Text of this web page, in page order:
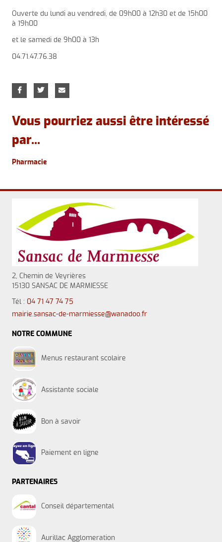
Ouverte du lundi au vendredi, de 09h00 à 12h30 et de 15h00
à 19h00
et le samedi de 9h00 à 13h
04.71.47.76.38
Vous pourriez aussi être intéressé
par...
Pharmacie
2, Chemin de Veyrières
15130 SANSAC DE MARMIESSE
Tél : 04 71 47 74 75
mairie.sansac-de-marmiesse@wanadoo.fr
NOTRE COMMUNE
Menus restaurant scolaire
Assistante sociale
Bon à savoir
Paiement en ligne
PARTENAIRES
Conseil départemental
Aurillac Agglomeration